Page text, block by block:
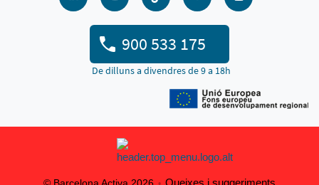
900 533 175
De dilluns a divendres de 9 a 18h